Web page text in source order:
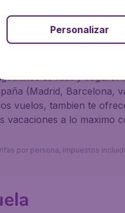
a
es facil y seguro.
(Madrid, Barcelona,
vuelos, tambien te
vacaciones a lo maximo
por persona, impuestos
Personalizar